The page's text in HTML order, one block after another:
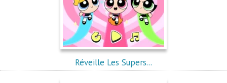
Réveille Les Supers...